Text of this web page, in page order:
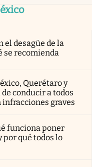
el desagüe de la
se recomienda
Querétaro y
conducir a todos
graves
funciona poner
por qué todos lo